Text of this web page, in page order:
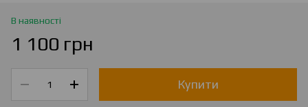
В наявності
1 100 грн
Купити